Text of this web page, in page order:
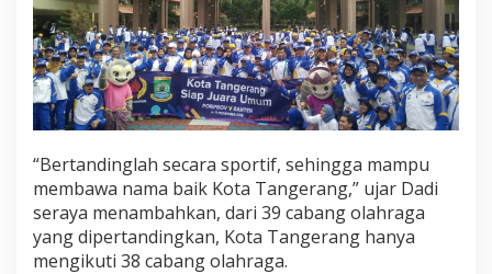
“Bertandinglah secara sportif, sehingga mampu
membawa nama baik Kota Tangerang,” ujar Dadi
seraya menambahkan, dari 39 cabang olahraga
yang dipertandingkan, Kota Tangerang hanya
mengikuti 38 cabang olahraga.